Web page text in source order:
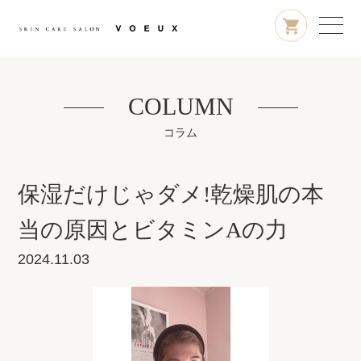
COLUMN
コラム
保湿だけじゃダメ!乾燥肌の本
当の原因とビタミンAの力
2024.11.03